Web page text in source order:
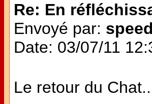
Re: En
Envoyé par:
Date: 03/07/11
Le retour du